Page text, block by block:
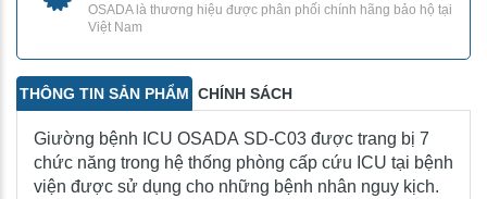
OSADA là thương hiệu được phân phối chính hãng bảo hộ tại
Việt Nam
THÔNG TIN SẢN PHẨM CHÍNH SÁCH
Giường bệnh ICU OSADA SD-C03 được trang bị 7
chức năng trong hệ thống phòng cấp cứu ICU tại bệnh
viện được sử dụng cho những bệnh nhân nguy kịch.